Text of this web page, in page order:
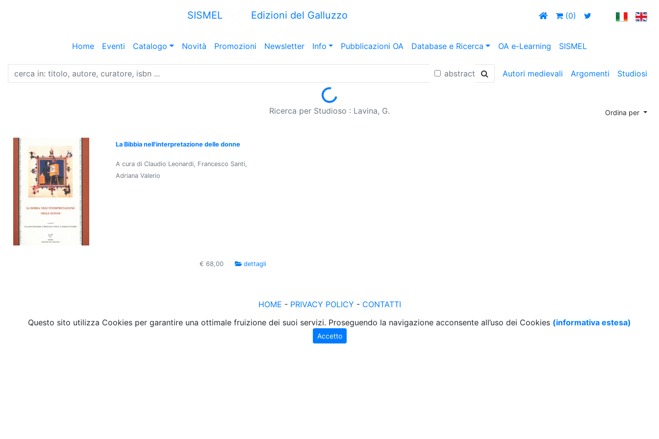
SISMEL Edizioni del Galluzzo (0)
Home Eventi Catalogo Novità Promozioni Newsletter Info Pubblicazioni OA Database e Ricerca OA e-Learning SISMEL
abstract Autori medievali Argomenti Studiosi
Loading...
Ricerca per Studioso : Lavina, G. Ordina per
La Bibbia nell'interpretazione delle donne
A cura di Claudio Leonardi, Francesco Santi,
Adriana Valerio
€ 68,00 dettagli
HOME - PRIVACY POLICY - CONTATTI
Questo sito utilizza Cookies per garantire una ottimale fruizione dei suoi servizi. Proseguendo la navigazione acconsente all’uso dei Cookies (informativa estesa)
Accetto